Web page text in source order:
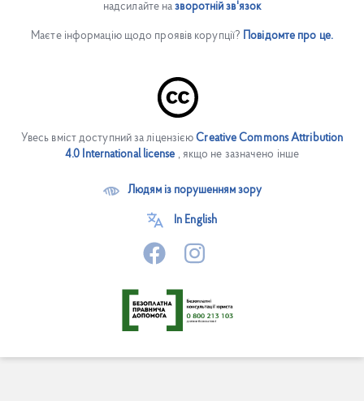
надсилайте назворотній зв'язок
Маєте інформацію щодо проявів корупції? Повідомте про це.
Увесь вміст доступний за ліцензієюCreative Commons Attribution
4.0 International license , якщо не зазначено інше
Людям із порушенням зору
In English